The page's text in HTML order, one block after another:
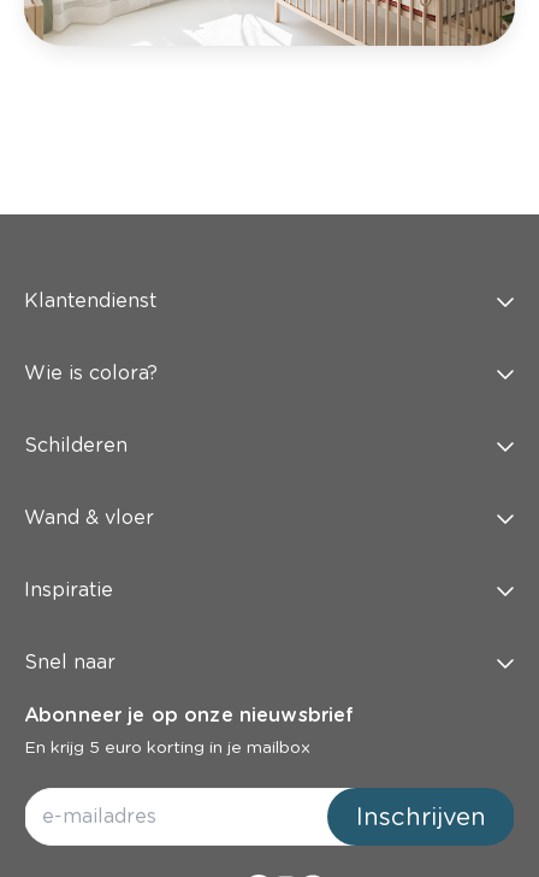
Klantendienst
Wie is colora?
Schilderen
Wand & vloer
Inspiratie
Snel naar
Abonneer je op onze nieuwsbrief
En krijg 5 euro korting in je mailbox
Inschrijven